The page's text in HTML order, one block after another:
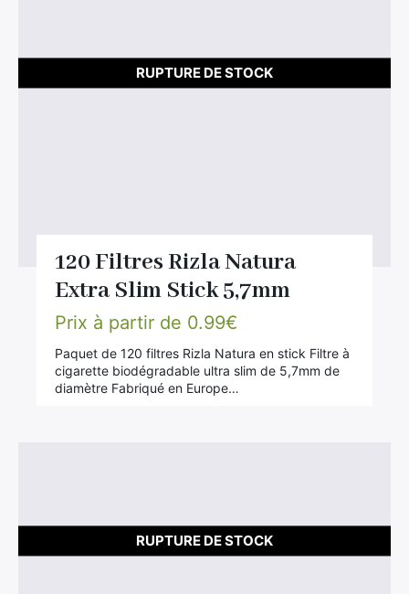
RUPTURE DE STOCK
120 Filtres Rizla Natura
Extra Slim Stick 5,7mm
Prix à partir de 0.99€
Paquet de 120 filtres Rizla Natura en stick Filtre à
cigarette biodégradable ultra slim de 5,7mm de
diamètre Fabriqué en Europe…
RUPTURE DE STOCK